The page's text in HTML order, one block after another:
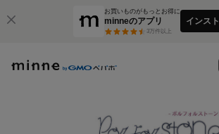
お買いものがもっとお得に
minneのアプリ
3万件以上
インス